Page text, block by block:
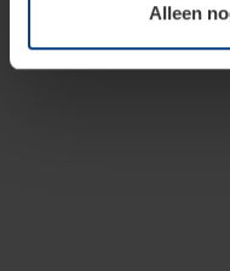
wijzigen of herroepen.
Alleen